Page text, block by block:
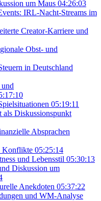
um Maus 04:26:03
IRL-Nacht-Streams im
Creator-Karriere und
Obst- und
in Deutschland
05:19:11
als Diskussionspunkt
Absprachen
Konflikte 05:25:14
und Lebensstil 05:30:13
Diskussion um
Anekdoten 05:37:22
und WM-Analyse